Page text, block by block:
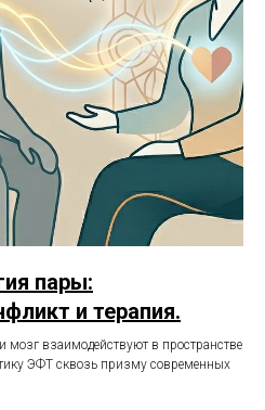
пары:
и терапия.
мозг взаимодействуют в пространстве
ЭФТ сквозь призму современных